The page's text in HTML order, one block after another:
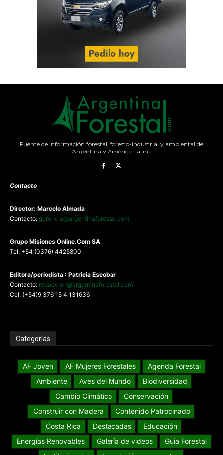
Fuente de información forestal, foresto-industrial y ambiental de
Argentina y América Latina
Contacto
Director: Marcelo Almada
Contacto: gerencia@argentinaforestal.com
Grupo Misiones Online.Com SA
Tel: +54 (0376) 4425800
Editora/periodista : Patricia Escobar
Contacto: redaccion@argentinaforestal.com
Cel: (+54)9 376 15 4 131636
Categorías
AF Joven AF Mujeres Forestales
Agenda Forestal
Ambiente
Aves del Mundo
Biodiversidad
Cambio Climático
Conservación
Construir con Madera
Contenido Patrocinado
Costa Rica
Destacadas
Educación
Energías Renovables
Galería de videos
Guia Forestal